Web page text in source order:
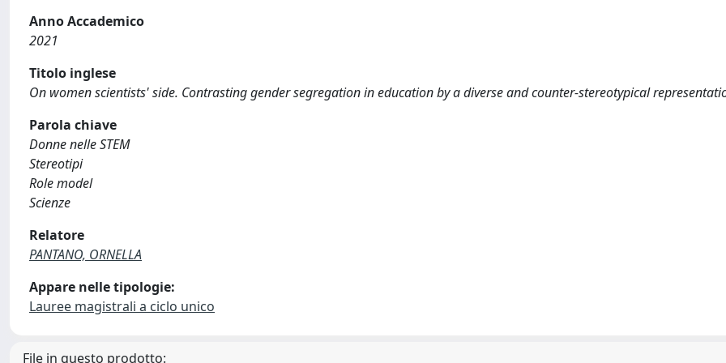
Anno Accademico
2021
Titolo inglese
On women scientists' side. Contrasting gender segregation in education by a diverse and counter-stereotypical
Parola chiave
Donne nelle STEM
Stereotipi
Role model
Scienze
Relatore
PANTANO, ORNELLA
Appare nelle tipologie:
Lauree magistrali a ciclo unico
File in questo prodotto: